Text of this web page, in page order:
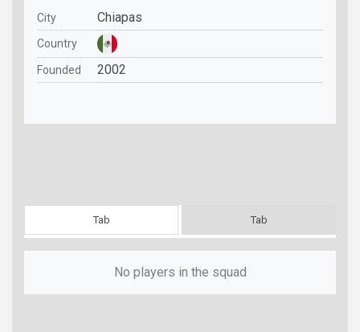
City Chiapas
Country
Founded 2002
Tab Tab
No players in the squad